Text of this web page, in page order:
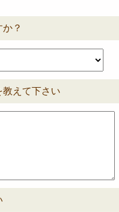
？
えて下さい